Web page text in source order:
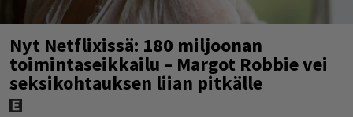
Nyt Netflixissä: 180 miljoonan
toimintaseikkailu – Margot Robbie vei
seksikohtauksen liian pitkälle